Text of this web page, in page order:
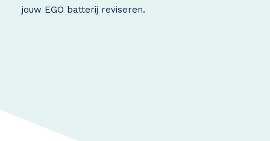
jouw EGO batterij reviseren.